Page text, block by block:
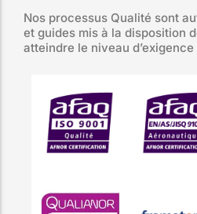
Nos processus Qualité sont
et guides mis à la disposition
atteindre le niveau